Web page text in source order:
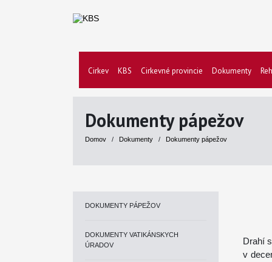
Cirkev KBS Cirkevné provincie Dokumenty
Dokumenty pápežov
Domov / Dokumenty / Dokumenty pápežov
DOKUMENTY PÁPEŽOV
DOKUMENTY VATIKÁNSKYCH
ÚRADOV
Drahí
v